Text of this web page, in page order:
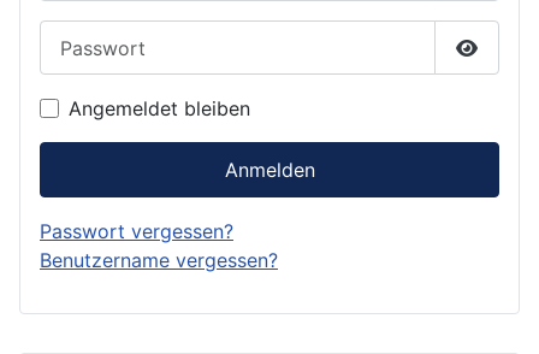
Angemeldet bleiben
Anmelden
Passwort vergessen?
Benutzername vergessen?